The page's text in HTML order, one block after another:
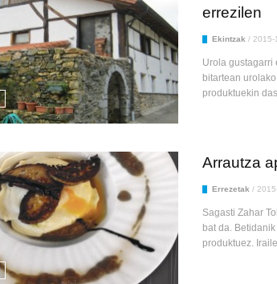
errezilen
Ekintzak / 2015-
Urola gustagarri
bitartean
produktuekin
Arrautza
Errezetak /
Sagasti Zahar
bat da.
produktuez.